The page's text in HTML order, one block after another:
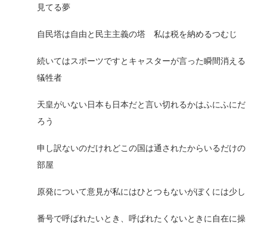
見てる夢
自民塔は自由と民主主義の塔 私は税を納めるつむじ
続いてはスポーツですとキャスターが言った瞬間消える
犠牲者
天皇がいない日本も日本だと言い切れるかはふにふにだ
ろう
申し訳ないのだけれどこの国は通されたからいるだけの
部屋
原発について意見が私にはひとつもないがぼくには少し
番号で呼ばれたいとき、呼ばれたくないときに自在に操